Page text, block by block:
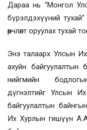
Дараа нь “Монгол
бүрэлдэхүүний
өөрчлөлт оруулах тухай
Энэ талаарх Улсын Их
ахуйн байгуулалтын
нийгмийн
дүгнэлтийг Улсын
байгуулалтын
Их Хурлын гишүүн